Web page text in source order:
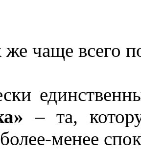
же чаще всего
– та,
менее